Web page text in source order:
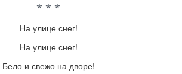
* * *
На улице снег!
На улице снег!
Бело и свежо на дворе!